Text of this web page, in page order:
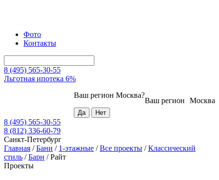
Фото
Контакты
8 (495) 565-30-55
Льготная ипотека 6%
Москва
Ваш регион
Ваш регион Москва?
8 (495) 565-30-55
8 (812) 336-60-79
Санкт-Петербург
Главная /Бани / 1-этажные /Все проекты /Классический
стиль /Барн /Райт
Проекты